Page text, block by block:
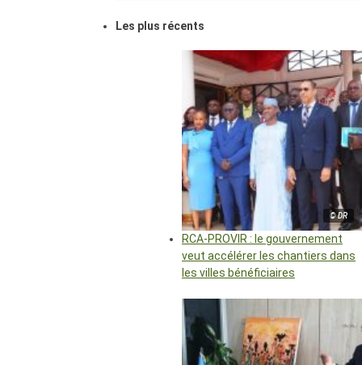
Les plus récents
© DR
RCA-PROVIR : le gouvernement
veut accélérer les chantiers dans
les villes bénéficiaires